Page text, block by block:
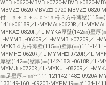
WEE□-0620-MBVE□-0720-MBVE□-0820-
MBVZ□-0620-MBVZ□-0720-MBVZ□-0820-
付 ａ＋ｂ＋︵ｃ︶ａ枠３方枠薄壁(115㎜
141□-0618R／L-MYMA□-0620R／L-
MYKA□-0820R／L-MYKA厚壁(142㎜)壁厚(
L-MYMB□-0620R／L-MYMB□-0720R／L-
MYKB４方枠薄壁(115㎜)壁厚(㎜)111-
MYMH□-0620R／L-MYMH□-0720R／L-
厚壁(142㎜)壁厚(㎜)142-182□-0618R／L-
MYMJ□-0720R／L-MYKJ□-0820R／L-
㎜足壁厚︵㎜︶111-121142-148□-0920A-
133149-160□-0920B-MYPM19㎜足134-